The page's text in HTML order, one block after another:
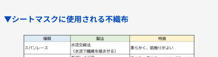
▼シートマスクに使用される不織布